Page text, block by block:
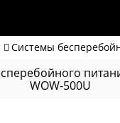
Системы
WOW-500U